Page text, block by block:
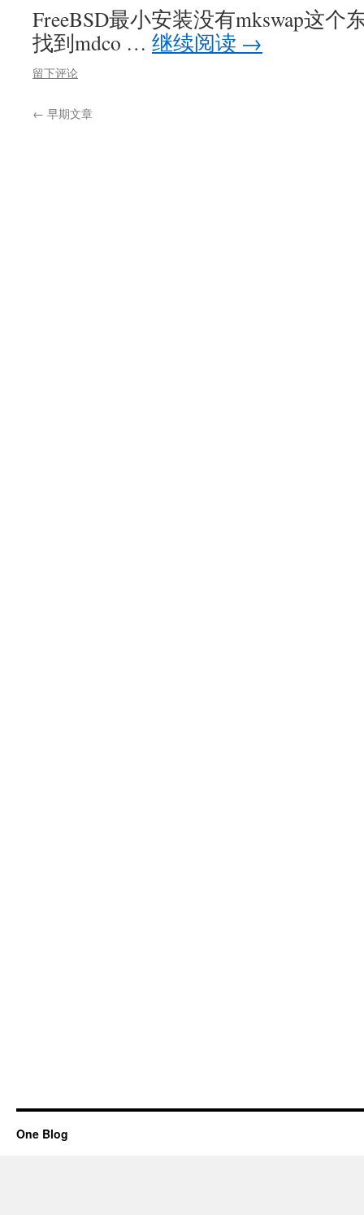
FreeBSD最小安装没有mkswap这个
找到mdco … 继续阅读 →
留下评论
← 早期文章
One Blog